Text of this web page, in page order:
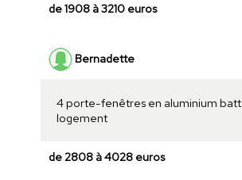
de 1908 à 3210 euros
Bernadette
4 porte-fenêtres en aluminium
logement
de 2808 à 4028 euros